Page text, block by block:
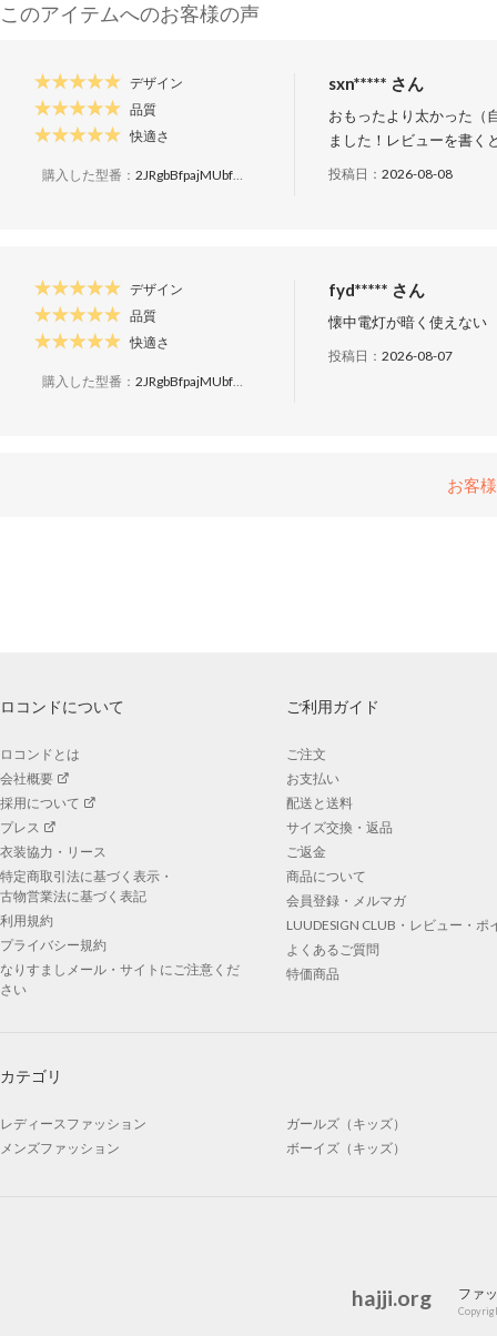
このアイテムへのお客様の声
デザイン
品質
快適さ
購入した型番： 2JRgbBfpajMUbfQV4PqfVv
sxn***** さん
おもったより太かった（
ました！レビューを書く
投稿日： 2026-08-08
デザイン
品質
快適さ
購入した型番： 2JRgbBfpajMUbfQV4PqfVv
fyd***** さん
懐中電灯が暗く使えない
投稿日： 2026-08-07
お客
ロコンドについて
ロコンドとは
会社概要
採用について
プレス
衣装協力・リース
特定商取引法に基づく表示・
古物営業法に基づく表記
利用規約
プライバシー規約
なりすましメール・サイトにご注意くだ
さい
ご利用ガイド
ご注文
お支払い
配送と送料
サイズ交換・返品
ご返金
商品について
会員登録・メルマガ
LUUDESIGN CLUB・レビュー・ポ
よくあるご質問
特価商品
カテゴリ
レディースファッション
メンズファッション
ガールズ（キッズ）
ボーイズ（キッズ）
hajji.org ファ